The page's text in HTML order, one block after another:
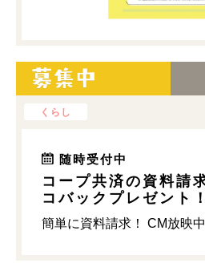
くらし
随時受付中
コープ共済の資料請
コバックプレゼント！
簡単に資料請求！ CM放映中